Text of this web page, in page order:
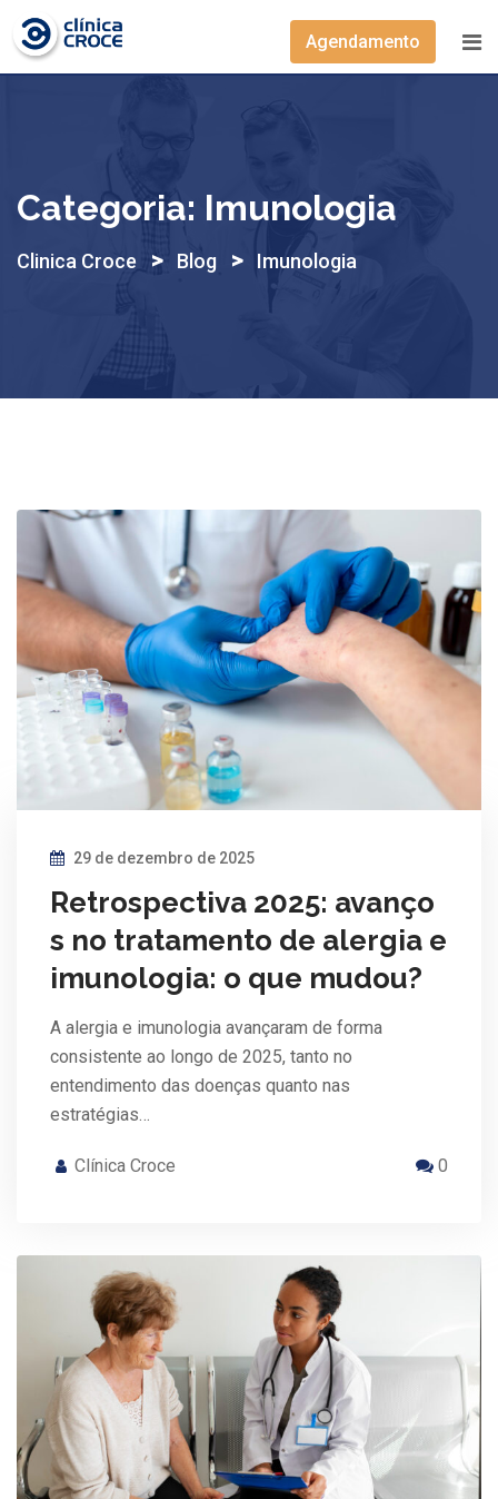
Skip
content
Agendamento
Categoria: Imunologia
Clinica Croce > Blog > Imunologia
29 de dezembro de 2025
Retrospectiva 2025: avanço
s no tratamento de alergia e
imunologia: o que mudou?
A alergia e imunologia avançaram de forma
consistente ao longo de 2025, tanto no
entendimento das doenças quanto nas
estratégias…
Clínica Croce 0